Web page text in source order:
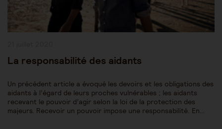
La responsabilité des aidants
Un précédent article a évoqué les devoirs et les obligations des
aidants à l’égard de leurs proches vulnérables ; les aidants
recevant le pouvoir d’agir selon la loi de la protection des
majeurs. Recevoir un pouvoir impose une responsabilité. En…